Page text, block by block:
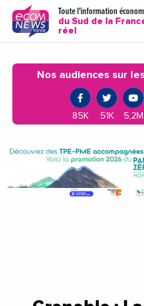
Toute l'information
du Sud de la
réel
Nos audiences sur
85K 51K 5,2M